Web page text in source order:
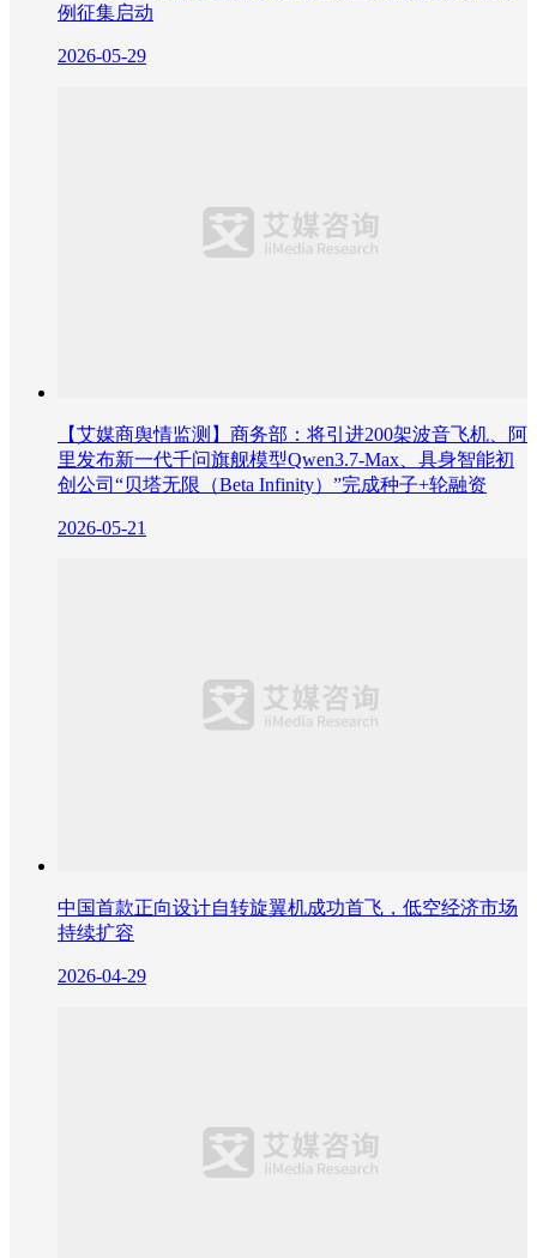
例征集启动
2026-05-29
【艾媒商舆情监测】商务部：将引进200架波音飞机、阿
里发布新一代千问旗舰模型Qwen3.7-Max、具身智能初
创公司“贝塔无限（Beta Infinity）”完成种子+轮融资
2026-05-21
中国首款正向设计自转旋翼机成功首飞，低空经济市场
持续扩容
2026-04-29